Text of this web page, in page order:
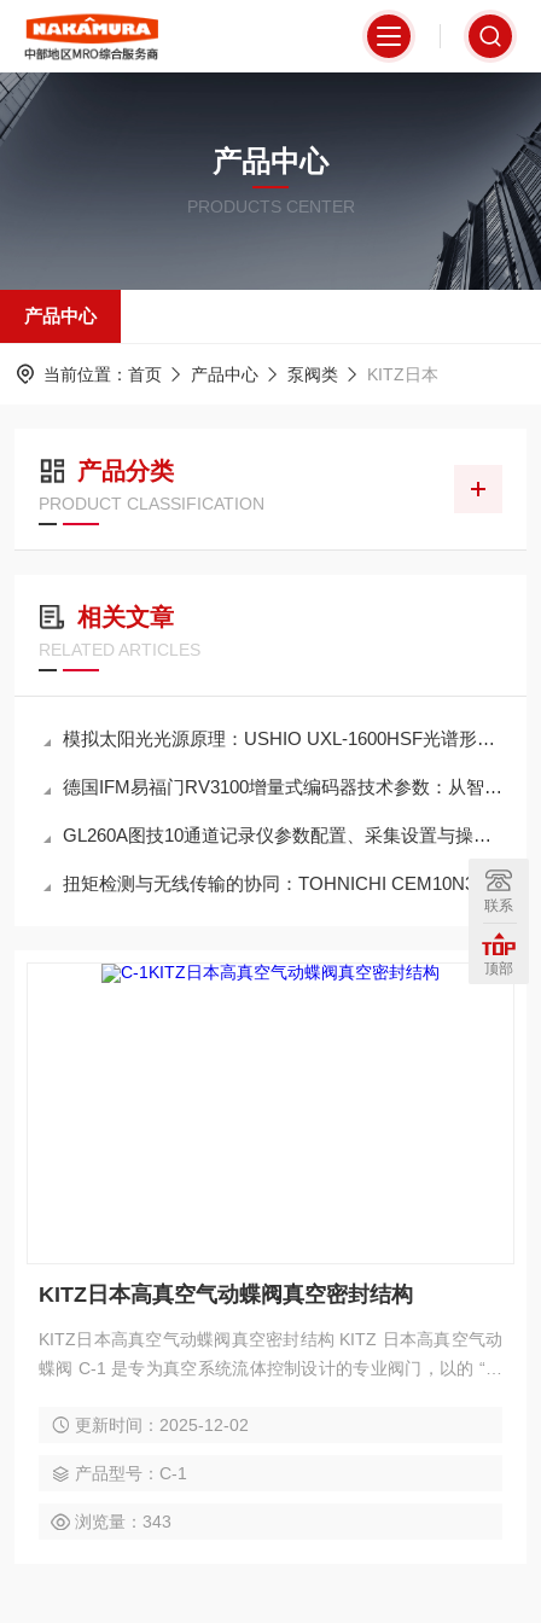
产品中心
PRODUCTS CENTER
产品中心
当前位置： 首页 产品中心 泵阀类 KITZ日本
产品分类
PRODUCT CLASSIFICATION
相关文章
RELATED ARTICLES
模拟太阳光光源原理：USHIO UXL-1600HSF光谱形成机制
德国IFM易福门RV3100增量式编码器技术参数：从智能调试到工况适配
GL260A图技10通道记录仪参数配置、采集设置与操作规范
扭矩检测与无线传输的协同：TOHNICHI CEM10N3X8D-BTLA 原理深度解读
KITZ日本高真空气动蝶阀真空密封结构
KITZ日本高真空气动蝶阀真空密封结构 KITZ 日本高真空气动
蝶阀 C-1 是专为真空系统流体控制设计的专业阀门，以的 “真
产、真空镀膜及精密电子加工等场景，为高真空环境下的气体
的密封性与运行效率。​ 其核心竞争力集中在真空密封结构的精
密设计：采用多层复合密封方案，阀芯与阀座贴
更新时间：2025-12-02
产品型号：C-1
浏览量：343
联系
顶部